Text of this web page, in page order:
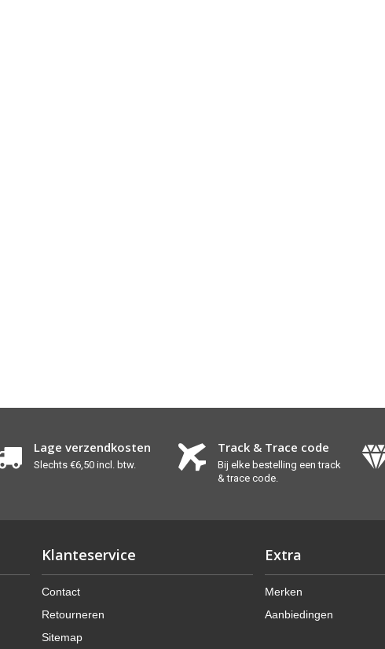
Lage verzendkosten
Slechts €6,50 incl. btw.
Track & Trace code
Bij elke bestelling een track
& trace code.
Klanteservice
Contact
Retourneren
Sitemap
Extra
Merken
Aanbiedingen